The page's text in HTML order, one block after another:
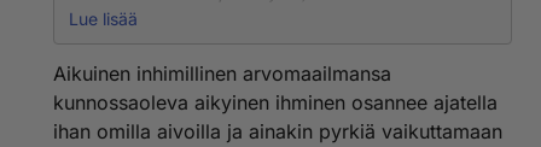
politiikoista, jotka ovat myös jättämässä ja heittämässä
Lue lisää
Aikuinen inhimillinen arvomaailmansa
kunnossaoleva aikyinen ihminen osannee ajatella
ihan omilla aivoilla ja ainakin pyrkiä vaikuttamaan